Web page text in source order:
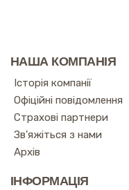
НАША КОМПАНІЯ
Історія компанії
Офіційні повідомлення
Страхові партнери
Зв'яжіться з нами
Архів
ІНФОРМАЦІЯ